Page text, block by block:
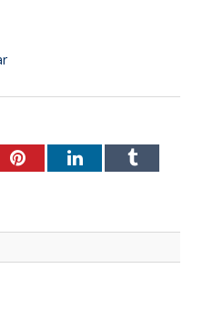
PinterestLinkedInTumblr